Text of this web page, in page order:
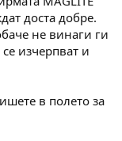
доста добре.
не винаги ги
изчерпват и
в полето за